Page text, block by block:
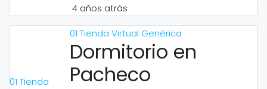
4 años atrás
01 Tienda
01 Tienda Virtual Genérica
Dormitorio en
Pacheco